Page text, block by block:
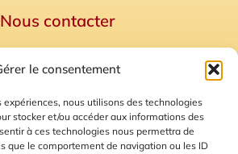
le consentement
nous utilisons des technologies
stocker et/ou accéder aux informations des
à ces technologies nous permettra de
que le comportement de navigation ou les ID
Nous contacter
Plan du site
des Cookies